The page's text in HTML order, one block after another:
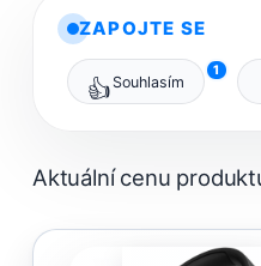
ZAPOJTE SE
👍 Souhlasím
1
Aktuální cenu